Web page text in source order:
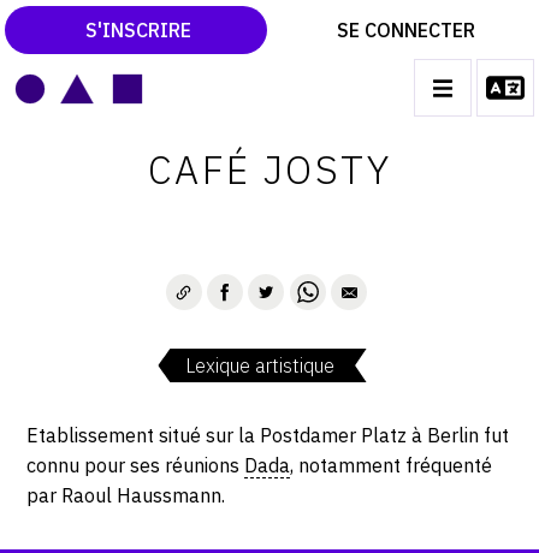
S'INSCRIRE SE CONNECTER
CATALOGUES RAISONNÉS
LES VERNISSAGES
ACTUALITÉS DU MONDE DE L'ART
LEXIQUE ARTISTIQUE
CAFÉ JOSTY
Lexique artistique
Etablissement situé sur la Postdamer Platz à Berlin fut
connu pour ses réunions Dada, notamment fréquenté
par Raoul Haussmann.